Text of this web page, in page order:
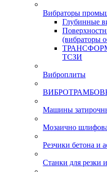
Вибраторы
Глубинные
(вибраторы
ТСЗИ
Виброплиты
Машины
Мозаично
Резчики бетона и
Станки для резки